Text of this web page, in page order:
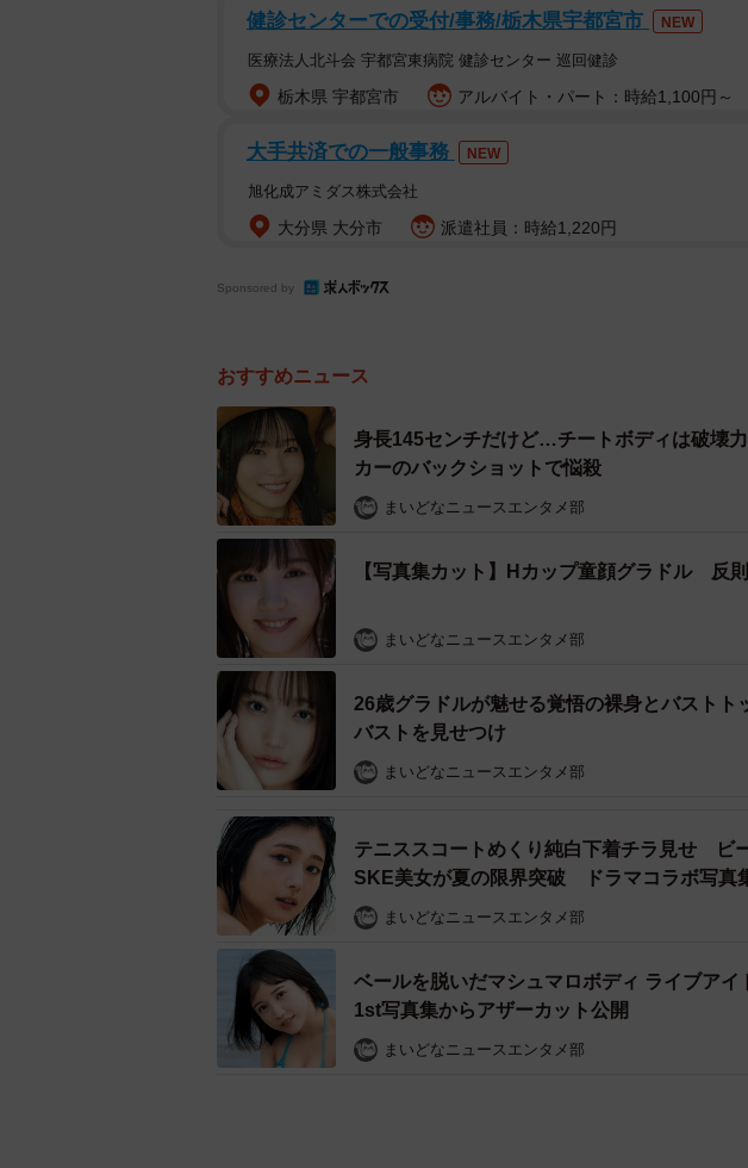
健診センターでの受付/事務/栃木県宇都宮市 NEW
医療法人北斗会 宇都宮東病院 健診センター 巡回健診
栃木県 宇都宮市 アルバイト・パート：時給1,100円～
大手共済での一般事務 NEW
旭化成アミダス株式会社
大分県 大分市 派遣社員：時給1,220円
Sponsored by
おすすめニュース
身長145センチだけど…チートボディは破壊
カーのバックショットで悩殺
まいどなニュースエンタメ部
【写真集カット】Hカップ童顔グラドル 反
まいどなニュースエンタメ部
26歳グラドルが魅せる覚悟の裸身とバスト
バストを見せつけ
まいどなニュースエンタメ部
テニススコートめくり純白下着チラ見せ ビ
SKE美女が夏の限界突破 ドラマコラボ写真
まいどなニュースエンタメ部
ベールを脱いだマシュマロボディ ライブア
1st写真集からアザーカット公開
まいどなニュースエンタメ部